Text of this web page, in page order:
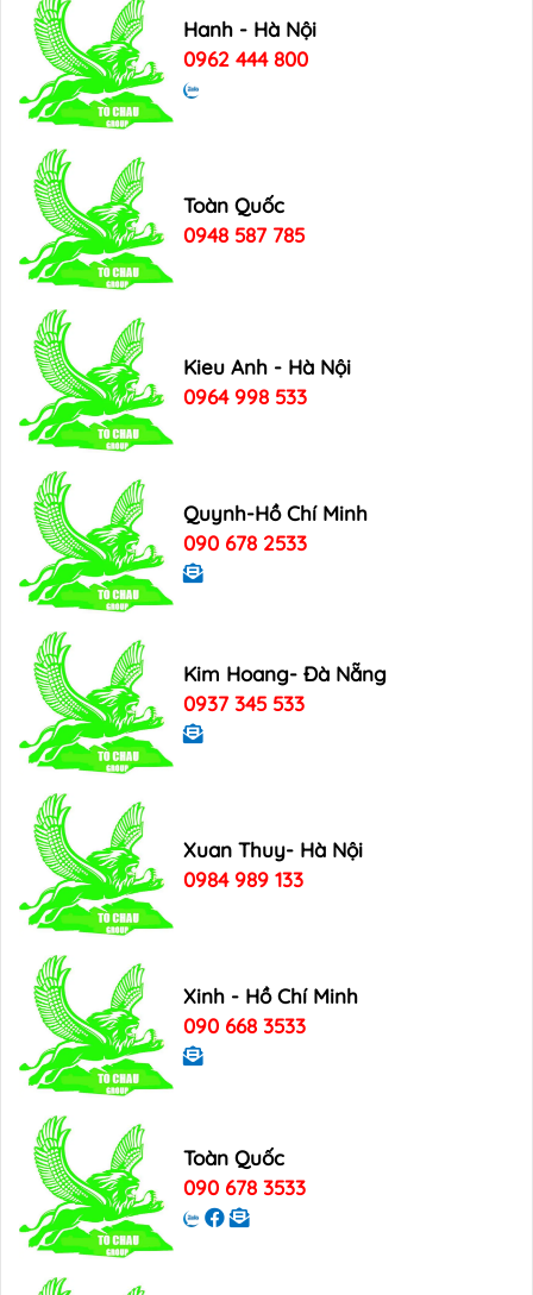
Hanh - Hà Nội
0962 444 800
Toàn Quốc
0948 587 785
Kieu Anh - Hà Nội
0964 998 533
Quynh-Hồ Chí Minh
090 678 2533
Kim Hoang- Đà Nẵng
0937 345 533
Xuan Thuy- Hà Nội
0984 989 133
Xinh - Hồ Chí Minh
090 668 3533
Toàn Quốc
090 678 3533